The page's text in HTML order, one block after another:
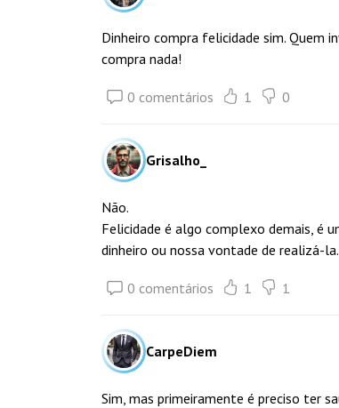
Dinheiro compra felicidade sim. Quem
compra nada!
0 comentários 1 0
Grisalho_
Não.
Felicidade é algo complexo demais, é
dinheiro ou nossa vontade de realizá-la.
0 comentários 1 1
CarpeDiem
Sim, mas primeiramente é preciso ter